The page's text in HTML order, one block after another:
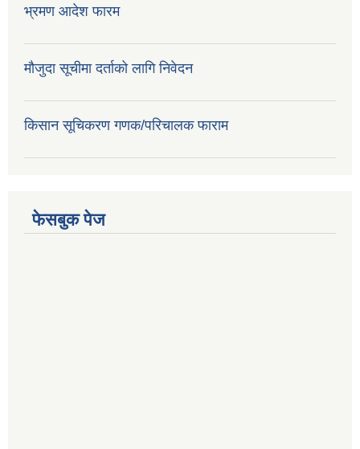
भ्रमण आदेश फारम
मौजुदा सूचीमा दर्ताको लागि निवेदन
किसान सूचिकरण गणक/परिचालक फाराम
फेसबुक पेज